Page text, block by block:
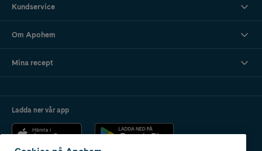
Kundservice
Om Apohem
Mina recept
Ladda ner vår app